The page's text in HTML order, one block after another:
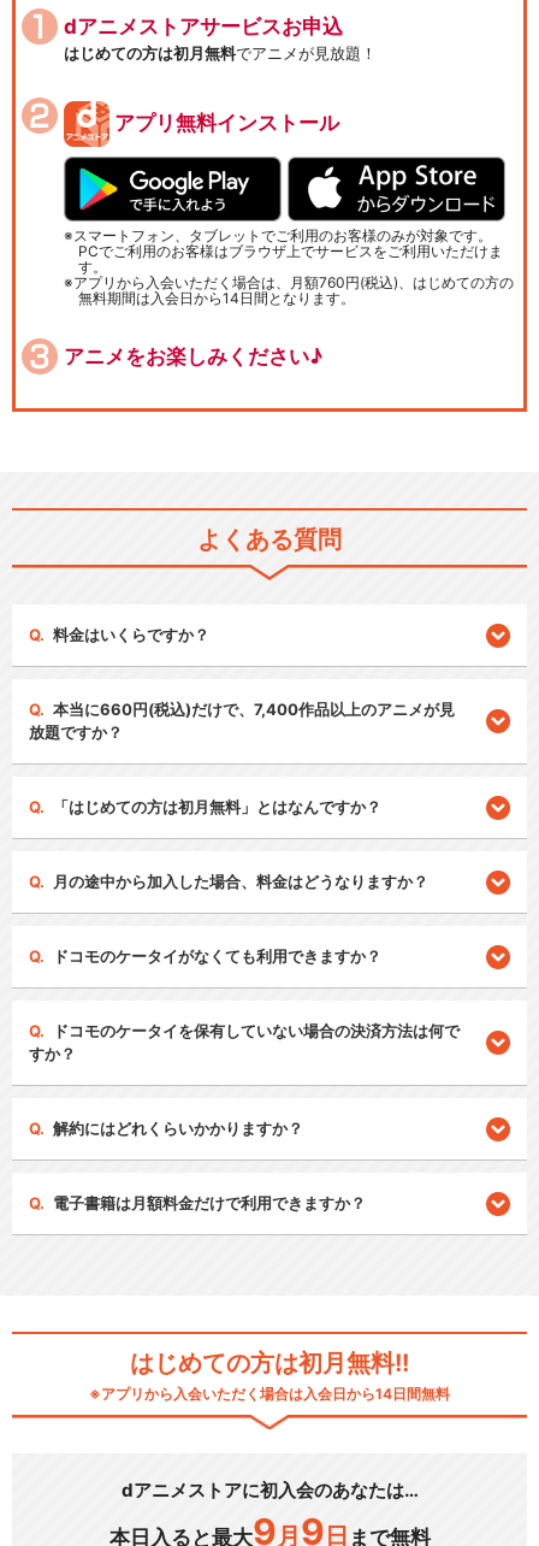
dアニメストアサービスお申込
はじめての方は初月無料でアニメが見放題！
アプリ無料インストール
スマートフォン、タブレットでご利用のお客様のみが対象です。
PCでご利用のお客様はブラウザ上でサービスをご利用いただけま
す。
アプリから入会いただく場合は、月額760円(税込)、はじめての方の
無料期間は入会日から14日間となります。
アニメをお楽しみください♪
よくある質問
料金はいくらですか？
本当に660円(税込)だけで、7,400作品以上のアニメが見
放題ですか？
「はじめての方は初月無料」とはなんですか？
月の途中から加入した場合、料金はどうなりますか？
ドコモのケータイがなくても利用できますか？
ドコモのケータイを保有していない場合の決済方法は何で
すか？
解約にはどれくらいかかりますか？
電子書籍は月額料金だけで利用できますか？
はじめての方は初月無料!!
※アプリから入会いただく場合は入会日から14日間無料
dアニメストアに初入会のあなたは…
本日入ると最大9 月 9 日 まで無料